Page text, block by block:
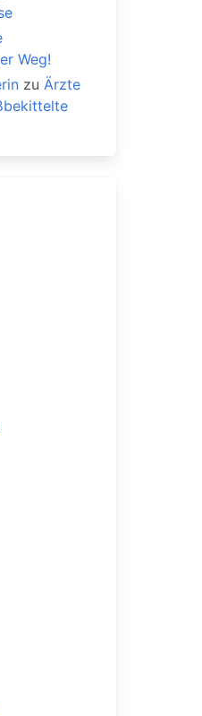
Weg!
zu Ärzte